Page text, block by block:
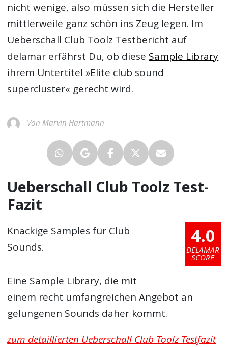
nicht wenige, also müssen sich die Hersteller
mittlerweile ganz schön ins Zeug legen. Im
Ueberschall Club Toolz Testbericht auf
delamar erfährst Du, ob diese Sample Library
ihrem Untertitel »Elite club sound
supercluster« gerecht wird.
Von Marvin Hartmann
Ueberschall Club Toolz Test-
Fazit
4.0
DELAMAR
SCORE
Knackige Samples für Club
Sounds.
Eine Sample Library, die mit
einem recht umfangreichen Angebot an
gelungenen Sounds daher kommt.
zum detaillierten Ueberschall Club Toolz Testfazit